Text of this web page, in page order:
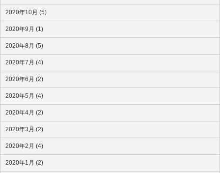
2020年10月 (5)
2020年9月 (1)
2020年8月 (5)
2020年7月 (4)
2020年6月 (2)
2020年5月 (4)
2020年4月 (2)
2020年3月 (2)
2020年2月 (4)
2020年1月 (2)